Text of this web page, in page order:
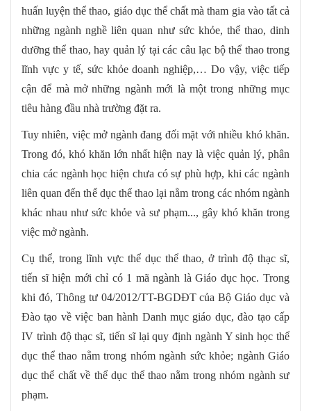
huấn luyện thể thao, giáo dục thể chất mà tham gia vào tất cả
những ngành nghề liên quan như sức khỏe, thể thao, dinh
dưỡng thể thao, hay quản lý tại các câu lạc bộ thể thao trong
lĩnh vực y tế, sức khỏe doanh nghiệp,… Do vậy, việc tiếp
cận để mà mở những ngành mới là một trong những mục
tiêu hàng đầu nhà trường đặt ra.
Tuy nhiên, việc mở ngành đang đối mặt với nhiều khó khăn.
Trong đó, khó khăn lớn nhất hiện nay là việc quản lý, phân
chia các ngành học hiện chưa có sự phù hợp, khi các ngành
liên quan đến thể dục thể thao lại nằm trong các nhóm ngành
khác nhau như sức khỏe và sư phạm..., gây khó khăn trong
việc mở ngành.
Cụ thể, trong lĩnh vực thể dục thể thao, ở trình độ thạc sĩ,
tiến sĩ hiện mới chỉ có 1 mã ngành là Giáo dục học. Trong
khi đó, Thông tư 04/2012/TT-BGDĐT của Bộ Giáo dục và
Đào tạo về việc ban hành Danh mục giáo dục, đào tạo cấp
IV trình độ thạc sĩ, tiến sĩ lại quy định ngành Y sinh học thể
dục thể thao nằm trong nhóm ngành sức khỏe; ngành Giáo
dục thể chất về thể dục thể thao nằm trong nhóm ngành sư
phạm.